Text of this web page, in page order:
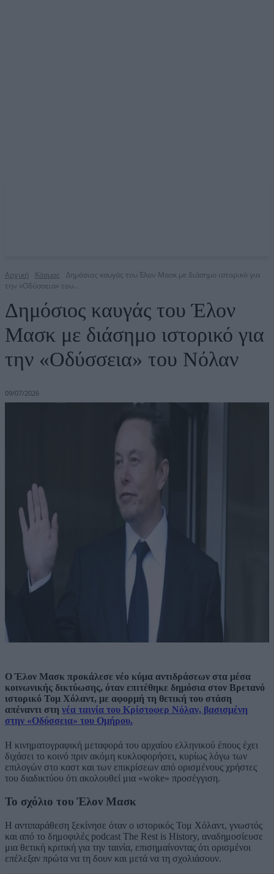
Αρχική Κόσμος
Δημόσιος καυγάς του Έλον Μασκ με διάσημο ιστορικό για
την «Οδύσσεια» του...
Δημόσιος καυγάς του Έλον
Μασκ με διάσημο ιστορικό για
την «Οδύσσεια» του Νόλαν
09/07/2026
Ο Έλον Μασκ προκάλεσε νέο κύμα αντιδράσεων στα μέσα
κοινωνικής δικτύωσης, όταν επιτέθηκε δημόσια στον Βρετανό
ιστορικό Τομ Χόλαντ, με αφορμή τη θετική του στάση
απέναντι στη νέα ταινία του Κρίστοφερ Νόλαν, βασισμένη
στην «Οδύσσεια» του Ομήρου.
Η κινηματογραφική μεταφορά του αρχαίου ελληνικού έπους έχει
διχάσει το κοινό πριν ακόμη κυκλοφορήσει, κυρίως λόγω των
επιλογών στο καστ και των επικρίσεων από ορισμένους χρήστες
του διαδικτύου ότι ακολουθεί μια «woke» προσέγγιση.
Το σχόλιο του Έλον Μασκ
Η αντιπαράθεση ξεκίνησε όταν ο ιστορικός Τομ Χόλαντ, γνωστός
και από το δημοφιλές podcast The Rest is History, αναδημοσίευσε
μια θετική κριτική για την ταινία, επισημαίνοντας ότι ορισμένοι
επέλεξαν πρώτα να τη δουν και μετά να τη σχολιάσουν.